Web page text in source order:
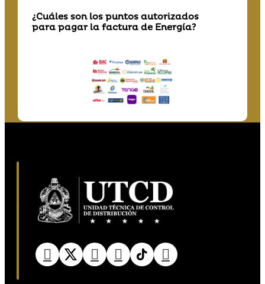
¿Cuáles son los puntos autorizados
para pagar la factura de Energía?